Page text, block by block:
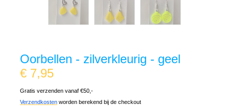
Oorbellen - zilverkleurig - geel
€ 7,95
Gratis verzenden vanaf €50,-
Verzendkosten worden berekend bij de checkout